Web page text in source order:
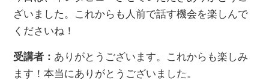
ざいました。これからも人前で話す機会を楽しんで
くださいね！
受講者： ありがとうございます。これからも楽しみ
ます！本当にありがとうございました。